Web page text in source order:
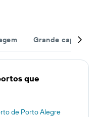
Grande
que
de Porto Alegre